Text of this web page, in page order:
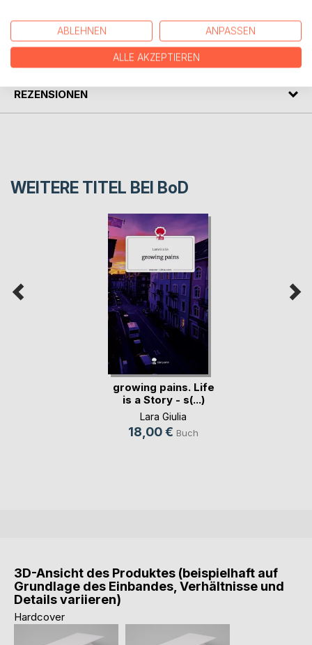
AUTOR/IN
REZENSIONEN
WEITERE TITEL BEI BoD
growing pains. Life
is a Story - s(...)
Lara Giulia
18,00 € Buch
3D-Ansicht des Produktes (beispielhaft auf
Grundlage des Einbandes, Verhältnisse und
Details variieren)
Hardcover
ABLEHNEN ANPASSEN
ALLE AKZEPTIEREN